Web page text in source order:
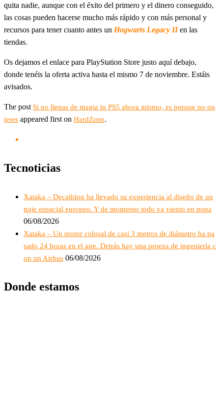
quita nadie, aunque con el éxito del primero y el dinero conseguido,
las cosas pueden hacerse mucho más rápido y con más personal y
recursos para tener cuanto antes un Hogwarts Legacy IIen las
tiendas.
Os dejamos el enlace para PlayStation Store justo aquí debajo,
donde tenéis la oferta activa hasta el mismo 7 de noviembre. Estáis
avisados.
The post Si no llenas de magia tu PS5 ahora mismo, es porque no qu
ieres appeared first on HardZone.
Tecnoticias
Xataka – Decathlon ha llevado su experiencia al diseño de un
traje espacial europeo. Y de momento todo va viento en popa
06/08/2026
Xataka – Un motor colosal de casi 3 metros de diámetro ha pa
sado 24 horas en el aire. Detrás hay una proeza de ingeniería c
on un Airbus 06/08/2026
Donde estamos